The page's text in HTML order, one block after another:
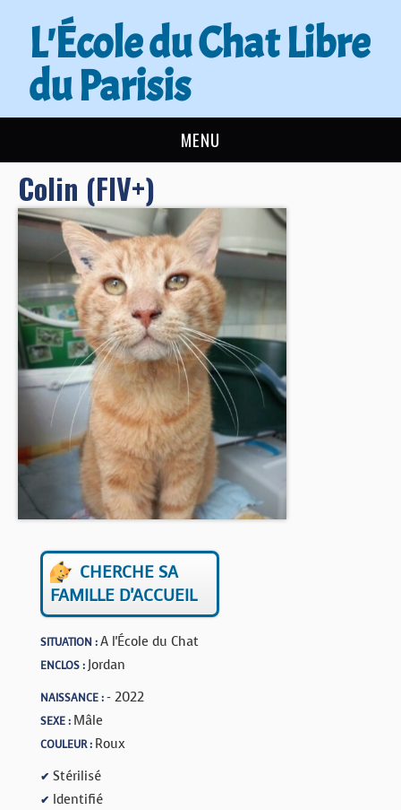
L'École du Chat Libre
du Parisis
MENU
L’ÉCOLE DU CHAT
ACTUALITÉS
ADOPTER
NOUS AIDER
CONTACT
BOUTIQUE
FORUM
Colin (FIV+)
CHERCHE SA
FAMILLE D'ACCUEIL
SITUATION :A l'École du Chat
ENCLOS : Jordan
NAISSANCE :- 2022
SEXE : Mâle
COULEUR : Roux
✔ Stérilisé
✔ Identifié